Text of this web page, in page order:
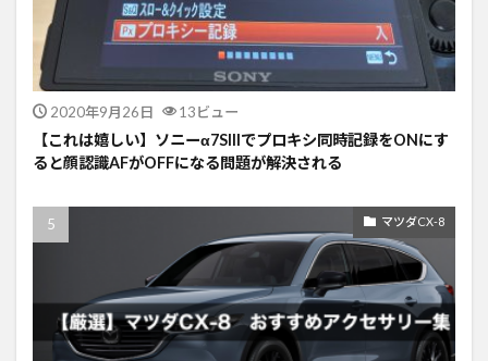
2020年9月26日 13ビュー
【これは嬉しい】ソニーα7SIIIでプロキシ同時記録をONにす
ると顔認識AFがOFFになる問題が解決される
マツダCX-8